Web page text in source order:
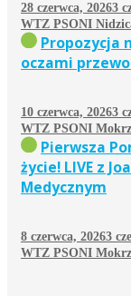
28 czerwca, 20263
WTZ PSONI
Propozycja
oczami
10 czerwca, 20263
WTZ PSONI
Pierwsza
życie! LIVE z
Medycznym
8 czerwca, 20263
WTZ PSONI